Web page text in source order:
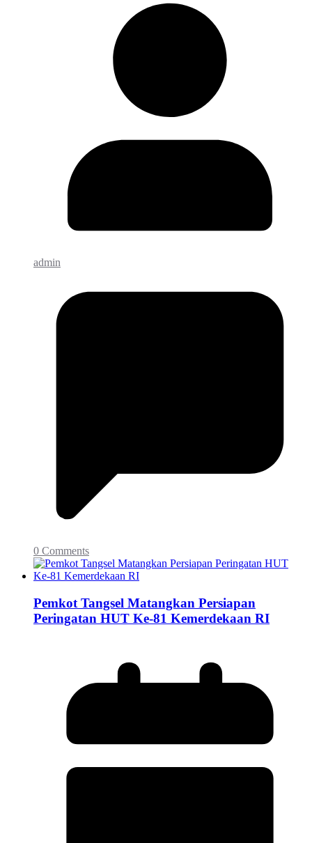
admin
0 Comments
Pemkot Tangsel Matangkan Persiapan
Peringatan HUT Ke-81 Kemerdekaan RI